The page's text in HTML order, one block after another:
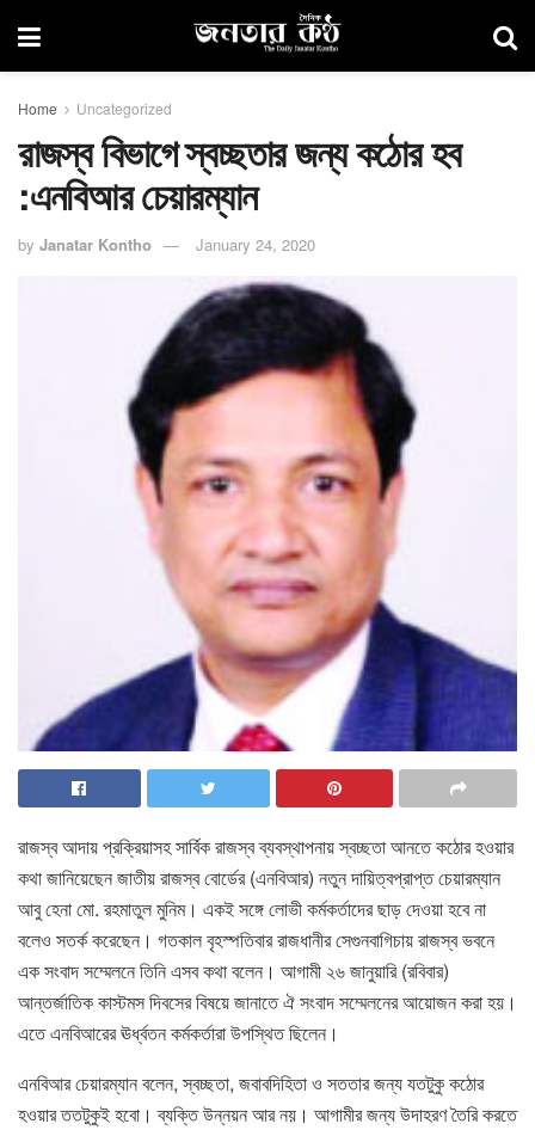
Home Uncategorized
রাজস্ব বিভাগে স্বচ্ছতার জন্য কঠোর হব
:এনবিআর চেয়ারম্যান
by Janatar Kontho January 24, 2020
রাজস্ব আদায় প্রক্রিয়াসহ সার্বিক রাজস্ব ব্যবস্থাপনায় স্বচ্ছতা আনতে কঠোর হওয়ার
কথা জানিয়েছেন জাতীয় রাজস্ব বোর্ডের (এনবিআর) নতুন দায়িত্বপ্রাপ্ত চেয়ারম্যান
আবু হেনা মো. রহমাতুল মুনিম। একই সঙ্গে লোভী কর্মকর্তাদের ছাড় দেওয়া হবে না
বলেও সতর্ক করেছেন। গতকাল বৃহস্পতিবার রাজধানীর সেগুনবাগিচায় রাজস্ব ভবনে
এক সংবাদ সম্মেলনে তিনি এসব কথা বলেন। আগামী ২৬ জানুয়ারি (রবিবার)
আন্তর্জাতিক কাস্টমস দিবসের বিষয়ে জানাতে ঐ সংবাদ সম্মেলনের আয়োজন করা হয়।
এতে এনবিআরের ঊর্ধ্বতন কর্মকর্তারা উপস্থিত ছিলেন।
এনবিআর চেয়ারম্যান বলেন, স্বচ্ছতা, জবাবদিহিতা ও সততার জন্য যতটুকু কঠোর
হওয়ার ততটুকুই হবো। ব্যক্তি উন্নয়ন আর নয়। আগামীর জন্য উদাহরণ তৈরি করতে